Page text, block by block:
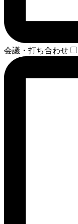
会議・打ち合わせ